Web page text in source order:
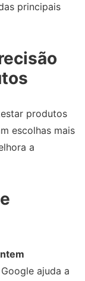
principais
produtos
escolhas mais
a
ajuda a